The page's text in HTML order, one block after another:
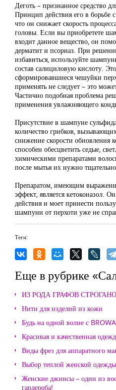
Деготь – признанное средство
Принцип действия его в борьбе
что он снижает скорость
головы. Если вы приобретете
входит данное вещество, он
дерматит и псориаз. При
избавиться, используйте
состав салициловую кислоту.
сформировавшиеся чешуйки
применять не следует – это
Частично подобная проблема
применения увлажняющего
Присутствие в шампуне
количество грибков,
снижение скорости обновления
способен обесцветить седые,
химическими препаратами
после мытья их нужно
Препаратом, имеющим
эффект, является кетоконазол.
действия и моет принести
шампуни от перхоти уже не
Теги:
Еще в рубрике
ИЗ РОДА ГРАФОВ
Нити для изделий из кожи
Будь на одной волне с
Красивая и качественная
Виды фрез для аппаратного
Выбор теплой женской одежды
Женские джинсы – один из
гардероба!